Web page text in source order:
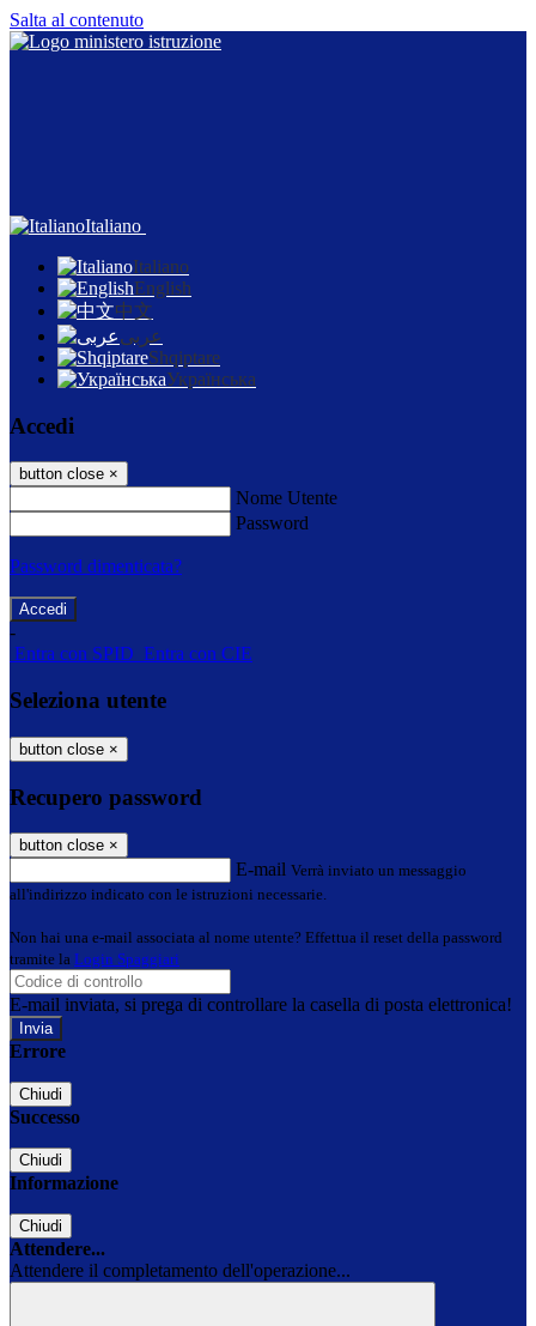
Salta al contenuto
Italiano
Italiano
English
中文
عربى
Shqiptare
Українська
Accedi
button close ×
Nome Utente
Password
Password dimenticata?
-
Entra con SPID Entra con CIE
Seleziona utente
button close ×
Recupero password
button close ×
E-mail Verrà inviato un messaggio
all'indirizzo indicato con le istruzioni necessarie.
Non hai una e-mail associata al nome utente? Effettua il reset della password
tramite la Login Spaggiari
E-mail inviata, si prega di controllare la casella di posta elettronica!
Errore
Chiudi
Successo
Chiudi
Informazione
Chiudi
Attendere...
Attendere il completamento dell'operazione...